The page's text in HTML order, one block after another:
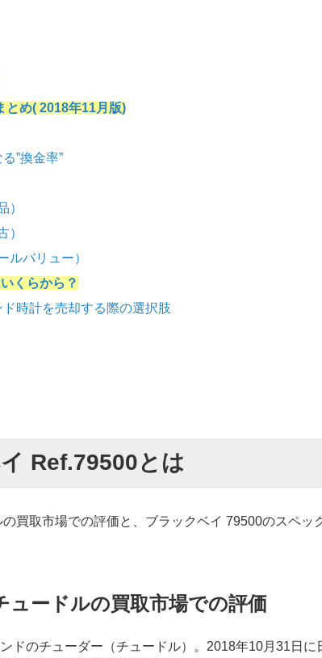
とめ( 2018年11月版)
”換金率”
）
）
ルバリュー）
くらから？
ド時計を売却する際の選択肢
Ref.79500とは
買取市場での評価と、ブラックベイ 79500のスペッ
ュードルの買取市場での評価
ドのチューダー（チュードル）。2018年10月31日